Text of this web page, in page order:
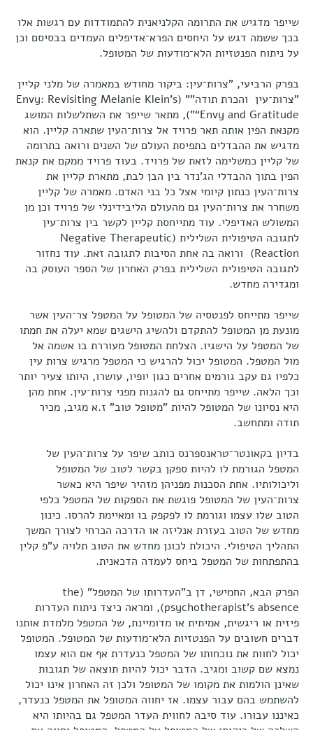
שייפר מדגיש את התרומה הקלניאנית להתמודדות עם רגשות אלו
בכך ששמה דגש על היחסים הפרא־אדיפלים העמדים בבסיסם וכן
על ניתוח הפנטזיות הלא־מודעות של המטופל.
בפרק הרביעי, "צרות־עין: ביקור מחודש במאמרה של מלני קליין
"צרות־עין
והכרת תודה"" (Envy: Revisiting Melanie Klein’s
“Envy and Gratitude”), מתאר שייפר את השתלשלות המושג
מקנאת הפין אותה תאר פרויד אל צרות־העין שתארה קליין. הוא
מדגיש את ההבדלים בתפיסת העולם של השנים ורואה בתרומה
של קליין כמשלימה לזאת של פרויד. בעוד פרויד ממקם את קנאת
הפין בתוך ההבדלי הג'נדר בין הבן לבת, מתארת קליין את
צרות־העין כנתון קיומי אצל כל בני האדם. מאמרה של קליין
משחרר את צרות־העין גם מהעולם הליבידינלי של פרויד וכן מן
המשולש האדיפלי. עוד מתייחסת קליין לקשר בין צרות־עין
לתגובה הטיפולית השלילית (Negative Therapeutic
Reaction)
ורואה בה אחת הסיבות לתגובה זאת. עוד נחזור
לתגובה הטיפולית השלילית בפרק האחרון של הספר העוסק בה
ומגדירה מחדש.
שייפר מתייחס לפנטסיה של המטופל על המטפל צר־העין אשר
מונעת מן המטופל להתקדם ולהשיג הישגים שמא יעלה את חמתו
של המטפל על הישגיו. הצלחת המטופל מעוררת בו אשמה אל
מול המטפל. המטופל יכול להרגיש כי המטפל מרגיש צרות עין
כלפיו גם עקב גורמים אחרים כגון יופיו, עושרו, היותו צעיר יותר
וכך הלאה. שייפר מתייחס גם להגנות מפני צרות־עין. אחת מהן
היא נסיונו של המטופל להיות "מטופל טוב" ז.א מגיב, מכיר
תודה ומתחשב.
בדיון בקאונטר־טראנספרנס כותב שיפר על צרות־העין של
המטפל הגורמת לו להיות ספקן בקשר לטוב של המטופל
וליכולותיו. אחת הסכנות מפניהן מזהיר שיפר היא כאשר
צרות־העין של המטופל פוגשת את הספקות של המטפל כלפי
הטוב שלו עצמו וגורמת לו לפקפק בו ומאיימת להרסו. כינון
מחדש של הטוב בעזרת אנליזה או הדרכה הכרחי לצורך המשך
התהליך הטיפולי. היכולת לכונן מחדש את הטוב תלויה ע"פ קלין
בהתפתחות של המטפל ביחס לעמדה הדכאנית.
הפרק הבא, החמישי, דן ב"העדרותו של המטפל" (the
psychotherapist’s absence), ומראה כיצד ניתוח העדרות
פיזית או ריגשית, אמיתית או מדומיינת, של המטפל מלמדת אותנו
דברים חשובים על הפנטזיות הלא־מודעות של המטופל. המטופל
יכול לחוות את נוכחותו של המטפל כנעדרת אף אם הוא עצמו
נמצא שם קשוב ומגיב. הדבר יכול להיות תוצאה של תגובות
שאינן הולמות את מקומו של המטופל ולכן זה האחרון אינו יכול
להשתמש בהם עבור עצמו. אז יחווה המטופל את המטפל כנעדר,
כאיננו עבורו. עוד סיבה לחווית העדר המטפל גם בהיותו היא